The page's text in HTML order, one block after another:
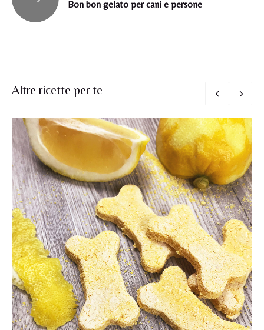
Bon bon gelato per cani e persone
Altre ricette per te